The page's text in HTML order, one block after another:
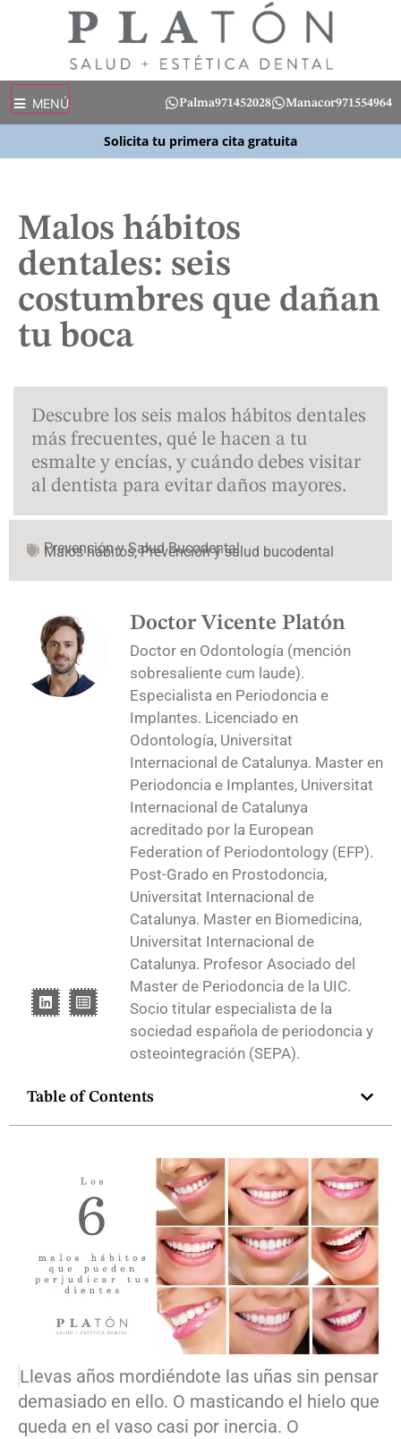
MENÚ Palma971452028 Manacor971554964
Solicita tu primera cita gratuita
Malos hábitos
dentales: seis
costumbres que dañan
tu boca
Descubre los seis malos hábitos dentales
más frecuentes, qué le hacen a tu
esmalte y encías, y cuándo debes visitar
al dentista para evitar daños mayores.
Prevención y Salud Bucodental
Malos hábitos,Prevención y salud bucodental
Doctor Vicente Platón
Doctor en Odontología (mención
sobresaliente cum laude).
Especialista en Periodoncia e
Implantes. Licenciado en
Odontología, Universitat
Internacional de Catalunya. Master en
Periodoncia e Implantes, Universitat
Internacional de Catalunya
acreditado por la European
Federation of Periodontology (EFP).
Post-Grado en Prostodoncia,
Universitat Internacional de
Catalunya. Master en Biomedicina,
Universitat Internacional de
Catalunya. Profesor Asociado del
Master de Periodoncia de la UIC.
Socio titular especialista de la
sociedad española de periodoncia y
osteointegración (SEPA).
Table of Contents
Llevas años mordiéndote las uñas sin pensar
demasiado en ello. O masticando el hielo que
queda en el vaso casi por inercia. O